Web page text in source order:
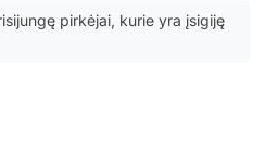
pirkėjai, kurie yra įsigiję